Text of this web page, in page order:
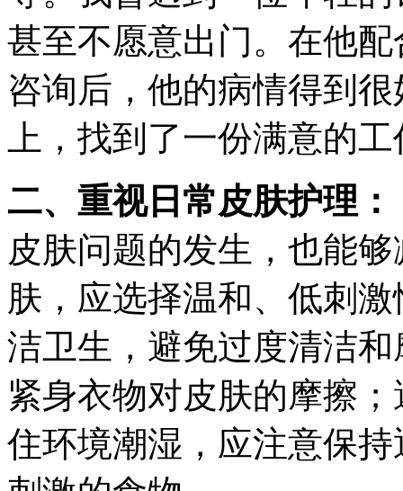
甚至不愿意出门。在他
咨询后，他的病情得到
上，找到了一份满意的
二、重视日常皮肤护理：
皮肤问题的发生，也能
肤，应选择温和、低刺
洁卫生，避免过度清洁
紧身衣物对皮肤的摩擦
住环境潮湿，应注意保